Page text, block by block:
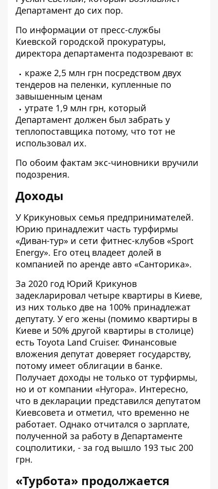
Департамент до сих пор.
По информации от пресс-службы
Киевской городской прокуратуры,
директора департамента подозревают в:
краже 2,5 млн грн посредством двух
тендеров на пеленки, купленные по
завышенным ценам
утрате 1,9 млн грн, который
Департамент должен был забрать у
теплопоставщика потому, что тот не
использовал их.
По обоим фактам экс-чиновники вручили
подозрения.
Доходы
У Крикуновых семья предпринимателей.
Юрию принадлежит часть турфирмы
«Диван-тур» и сети фитнес-клубов «Sport
Energy». Его отец владеет долей в
компанией по аренде авто «Санторика».
За 2020 год Юрий Крикунов
задекларировал четыре квартиры в Киеве,
из них только две на 100% принадлежат
депутату. У его жены (помимо квартиры в
Киеве и 50% другой квартиры в столице)
есть Toyota Land Cruiser. Финансовые
вложения депутат доверяет государству,
потому имеет облигации в банке.
Получает доходы не только от турфирмы,
но и от компании «Нугора». Интересно,
что в декларации представился депутатом
Киевсовета и отметил, что временно не
работает. Однако отчитался о зарплате,
полученной за работу в Департаменте
соцполитики, - за год вышло 193 тыс 200
грн.
«Турбота» продолжается